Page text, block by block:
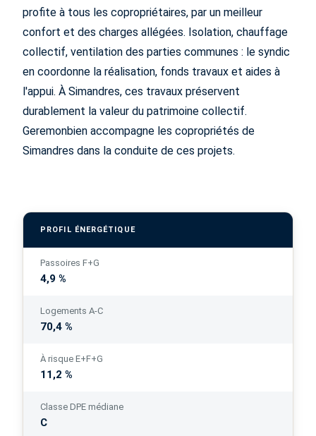
profite à tous les copropriétaires, par un meilleur
confort et des charges allégées. Isolation, chauffage
collectif, ventilation des parties communes : le syndic
en coordonne la réalisation, fonds travaux et aides à
l'appui. À Simandres, ces travaux préservent
durablement la valeur du patrimoine collectif.
Geremonbien accompagne les copropriétés de
Simandres dans la conduite de ces projets.
PROFIL ÉNERGÉTIQUE
Passoires F+G
4,9 %
Logements A-C
70,4 %
À risque E+F+G
11,2 %
Classe DPE médiane
C